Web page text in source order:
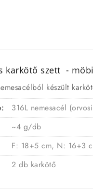
karkötő szett -
készült
316L nemesacél
~4 g/db
F: 18+5 cm, N: 16+3
2 db karkötő